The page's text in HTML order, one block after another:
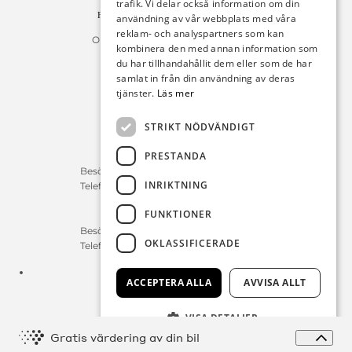
Fakturan måste innehålla referensnummer!
Organisationsnummer 556225-9142
Öppettider:
Bilförsäljning
Lördag : 10:00-14:00
Servicerådgivare
Besökstid Måndag – Fredag : 07:00-16:00
Telefontid Måndag – Fredag : 07:00-16:00
Reservdelar/Verkstad
Besökstid Måndag – Fredag : 07:00-16:00
Telefontid Måndag – Fredag : 07:00-16:00
0411-297 70
E-post: info@michelsensbil.se
© Copyright 2026 Michelsens Bil, alla rättigheter reserverade.
Gratis värdering av din bil
trafik. Vi delar också information om din
användning av vår webbplats med våra
reklam- och analyspartners som kan
kombinera den med annan information som
du har tillhandahållit dem eller som de har
samlat in från din användning av deras
tjänster. Läs mer
STRIKT NÖDVÄNDIGT
PRESTANDA
INRIKTNING
FUNKTIONER
OKLASSIFICERADE
ACCEPTERA ALLA AVVISA ALLT
VISA DETALJER